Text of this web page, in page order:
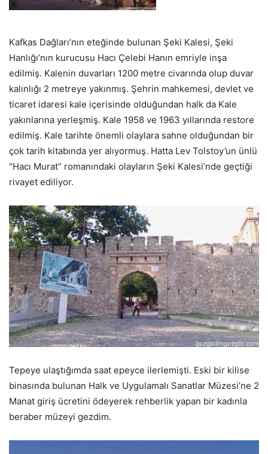
Kafkas Dağları’nın eteğinde bulunan Şeki Kalesi, Şeki
Hanlığı’nın kurucusu Hacı Çelebi Hanın emriyle inşa
edilmiş. Kalenin duvarları 1200 metre civarında olup duvar
kalınlığı 2 metreye yakınmış. Şehrin mahkemesi, devlet ve
ticaret idaresi kale içerisinde olduğundan halk da Kale
yakınlarına yerleşmiş. Kale 1958 ve 1963 yıllarında restore
edilmiş. Kale tarihte önemli olaylara sahne olduğundan bir
çok tarih kitabında yer alıyormuş. Hatta Lev Tolstoy’un ünlü
“Hacı Murat” romanındaki olayların Şeki Kalesi’nde geçtiği
rivayet ediliyor.
Tepeye ulaştığımda saat epeyce ilerlemişti. Eski bir kilise
binasında bulunan Halk ve Uygulamalı Sanatlar Müzesi’ne 2
Manat giriş ücretini ödeyerek rehberlik yapan bir kadınla
beraber müzeyi gezdim.